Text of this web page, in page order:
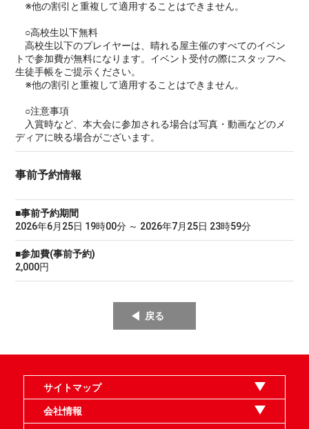
※他の割引と重複して適用することはできません。
○高校生以下無料
高校生以下のプレイヤーは、晴れる屋主催のすべてのイベン
トで参加費が無料になります。イベント受付の際にスタッフへ
生徒手帳をご提示ください。
※他の割引と重複して適用することはできません。
○注意事項
入賞時など、本大会に参加される場合は写真・動画などのメ
ディアに映る場合がございます。
事前予約情報
■事前予約期間
2026年6月25日 19時00分 ～ 2026年7月25日 23時59分
■参加費(事前予約)
2,000円
戻る
サイトマップ
オンラインショップ
買取
記事
選手一覧
デッキ検索
デッキ構築
イベント・大会
店舗のご案内
お問い合わせ
ヘルプ
FAQ
会社情報